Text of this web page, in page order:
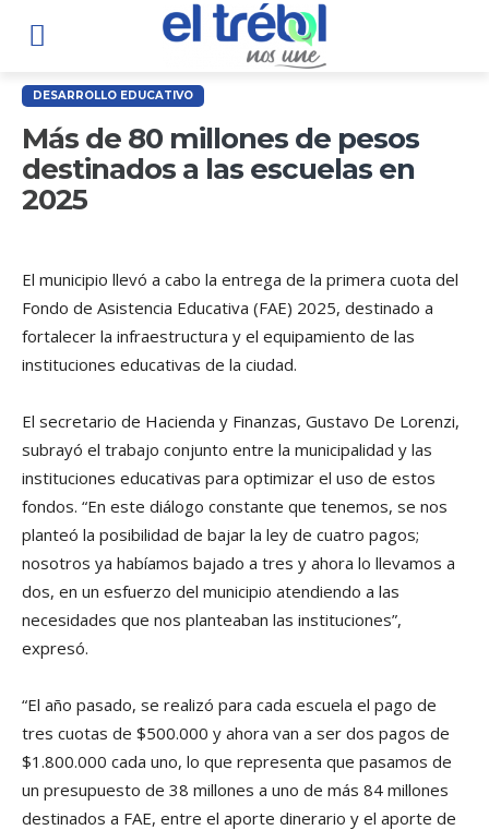
DESARROLLO EDUCATIVO
Más de 80 millones de pesos
destinados a las escuelas en
2025
El municipio llevó a cabo la entrega de la primera cuota del
Fondo de Asistencia Educativa (FAE) 2025, destinado a
fortalecer la infraestructura y el equipamiento de las
instituciones educativas de la ciudad.
El secretario de Hacienda y Finanzas, Gustavo De Lorenzi,
subrayó el trabajo conjunto entre la municipalidad y las
instituciones educativas para optimizar el uso de estos
fondos. “En este diálogo constante que tenemos, se nos
planteó la posibilidad de bajar la ley de cuatro pagos;
nosotros ya habíamos bajado a tres y ahora lo llevamos a
dos, en un esfuerzo del municipio atendiendo a las
necesidades que nos planteaban las instituciones”,
expresó.
“El año pasado, se realizó para cada escuela el pago de
tres cuotas de $500.000 y ahora van a ser dos pagos de
$1.800.000 cada uno, lo que representa que pasamos de
un presupuesto de 38 millones a uno de más 84 millones
destinados a FAE, entre el aporte dinerario y el aporte de